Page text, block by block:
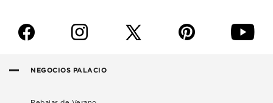
f i p y
NEGOCIOS PALACIO